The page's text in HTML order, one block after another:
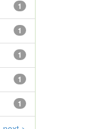
1
1
1
1
1